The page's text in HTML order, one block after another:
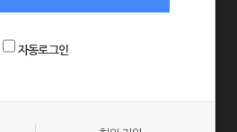
자동로그인